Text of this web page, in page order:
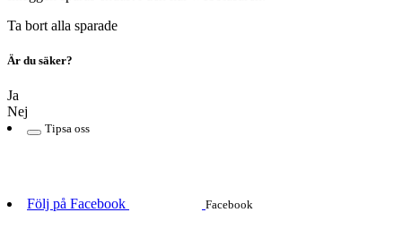
Ta bort alla sparade
Är du säker?
Ja
Nej
Tipsa oss
Följ på Facebook Facebook